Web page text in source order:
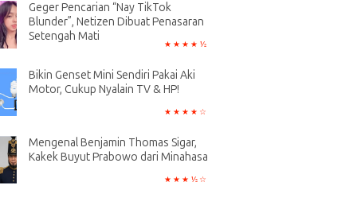
Geger Pencarian “Nay TikTok
Blunder”, Netizen Dibuat Penasaran
Setengah Mati
Bikin Genset Mini Sendiri Pakai Aki
Motor, Cukup Nyalain TV & HP!
Mengenal Benjamin Thomas Sigar,
Kakek Buyut Prabowo dari Minahasa